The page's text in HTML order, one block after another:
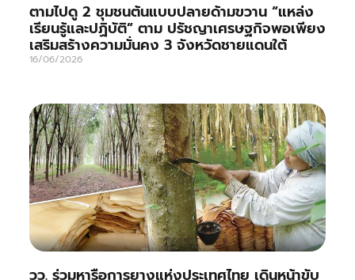
ตามไปดู 2 ชุมชนต้นแบบปลายด้ามขวาน “แหล่ง
เรียนรู้และปฏิบัติ” ตาม ปรัชญาเศรษฐกิจพอเพียง
เสริมสร้างความมั่นคง 3 จังหวัดชายแดนใต้
16/06/2026
วว. ร่วมหารือการยางแห่งประเทศไทย เดินหน้าขับ